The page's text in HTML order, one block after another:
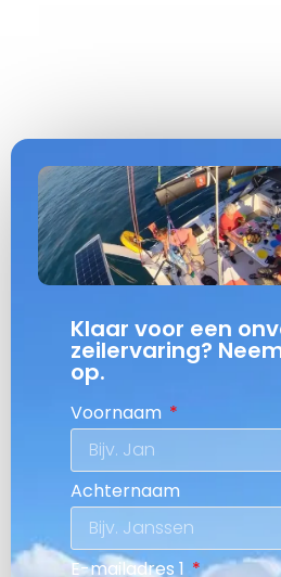
Klaar voor een
zeilervaring?
op.
Voornaam
Achternaam
E-mailadres 1